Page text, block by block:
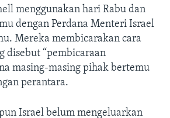
menggunakan hari Rabu dan
dengan Perdana Menteri Israel
Mereka membicarakan cara
disebut “pembicaraan
masing-masing pihak bertemu
perantara.
Israel belum mengeluarkan